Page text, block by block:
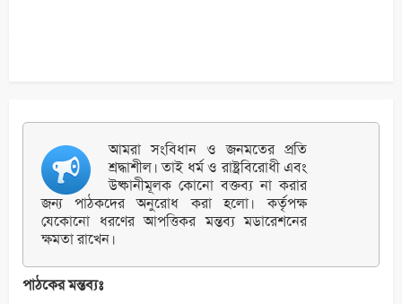
আমরা সংবিধান ও জনমতের প্রতি
শ্রদ্ধাশীল। তাই ধর্ম ও রাষ্ট্রবিরোধী এবং
উষ্কানীমূলক কোনো বক্তব্য না করার
জন্য পাঠকদের অনুরোধ করা হলো। কর্তৃপক্ষ
যেকোনো ধরণের আপত্তিকর মন্তব্য মডারেশনের
ক্ষমতা রাখেন।
পাঠকের মন্তব্যঃ